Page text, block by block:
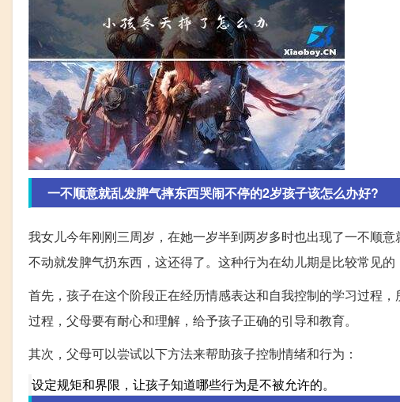
一不顺意就乱发脾气摔东西哭闹不停的2岁孩子该怎么办好?
我女儿今年刚刚三周岁，在她一岁半到两岁多时也出现了一不顺
不动就发脾气扔东西，这还得了。这种行为在幼儿期是比较常见的
首先，孩子在这个阶段正在经历情感表达和自我控制的学习过程
过程，父母要有耐心和理解，给予孩子正确的引导和教育。
其次，父母可以尝试以下方法来帮助孩子控制情绪和行为：
设定规矩和界限，让孩子知道哪些行为是不被允许的。